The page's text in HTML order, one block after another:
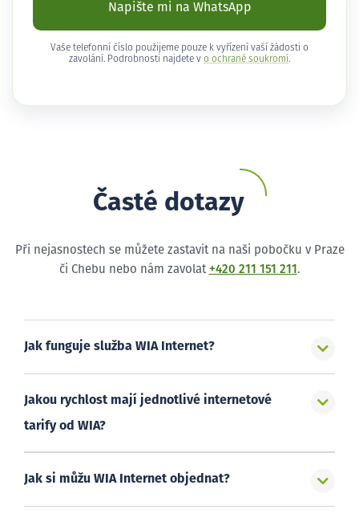
Napište mi na WhatsApp
Vaše telefonní číslo použijeme pouze k vyřízení vaší žádosti o
zavolání. Podrobnosti najdete v o ochraně soukromí .
Časté dotazy
Při nejasnostech se můžete zastavit na naši pobočku v Praze
či Chebu nebo nám zavolat +420 211 151 211 .
Jak funguje služba WIA Internet?
Jakou rychlost mají jednotlivé internetové
tarify od WIA?
Jak si můžu WIA Internet objednat?